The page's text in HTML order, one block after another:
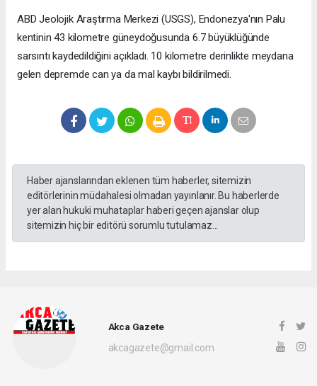
ABD Jeolojik Araştırma Merkezi (USGS), Endonezya'nın Palu
kentinin 43 kilometre güneydoğusunda 6.7 büyüklüğünde
sarsıntı kaydedildiğini açıkladı. 10 kilometre derinlikte meydana
gelen depremde can ya da mal kaybı bildirilmedi.
Haber ajanslarından eklenen tüm haberler, sitemizin
editörlerinin müdahalesi olmadan yayınlanır. Bu haberlerde
yer alan hukuki muhataplar haberi geçen ajanslar olup
sitemizin hiç bir editörü sorumlu tutulamaz...
Akca Gazete
akcagazete@gmail.com